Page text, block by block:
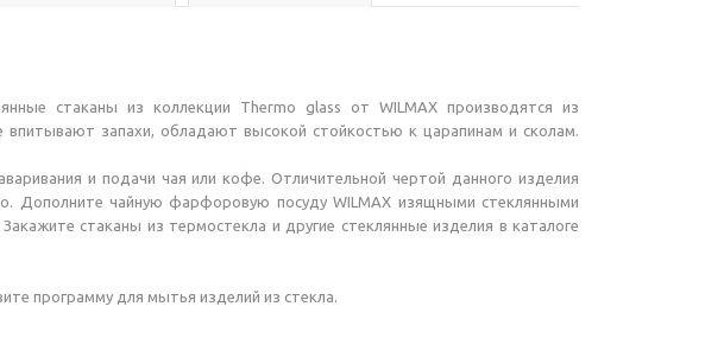
стаканы из коллекции Thermo glass от WILMAX производятся из
впитывают запахи, обладают высокой стойкостью к царапинам и сколам.
и подачи чая или кофе. Отличительной чертой данного изделия
Дополните чайную фарфоровую посуду WILMAX изящными стеклянными
стаканы из термостекла и другие стеклянные изделия в каталоге
программу для мытья изделий из стекла.